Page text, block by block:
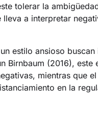
tolerar la
a interpretar
estilo ansioso buscan
Birnbaum (2016), este
mientras que
en la